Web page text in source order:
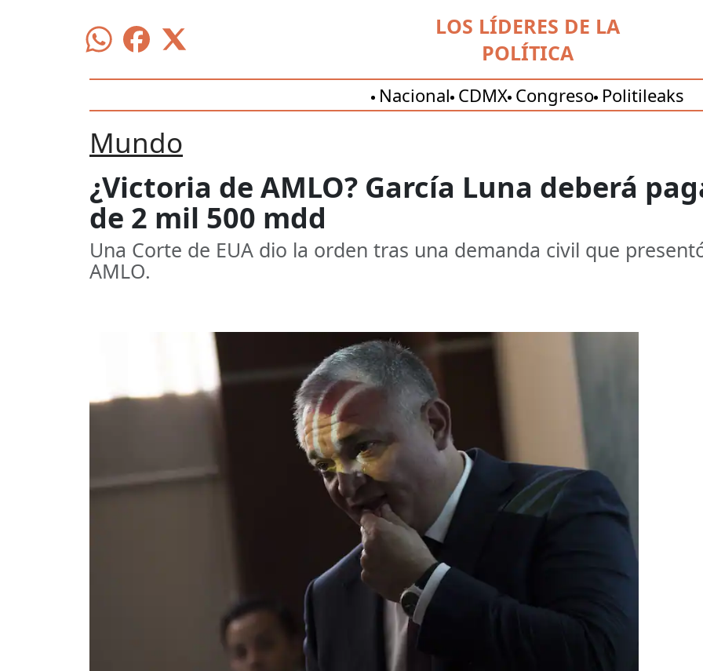
LOS LÍDERES DE LA
POLÍTICA
Nacional CDMX Congreso Politileaks
Mundo
¿Victoria de AMLO? García Luna deberá
de 2 mil 500 mdd
Una Corte de EUA dio la orden tras una demanda civil que
AMLO.